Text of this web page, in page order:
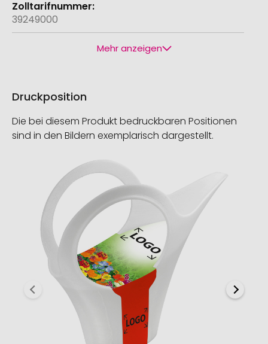
39249000
Mehr anzeigen
Druckposition
Die bei diesem Produkt bedruckbaren Positionen
sind in den Bildern exemplarisch dargestellt.